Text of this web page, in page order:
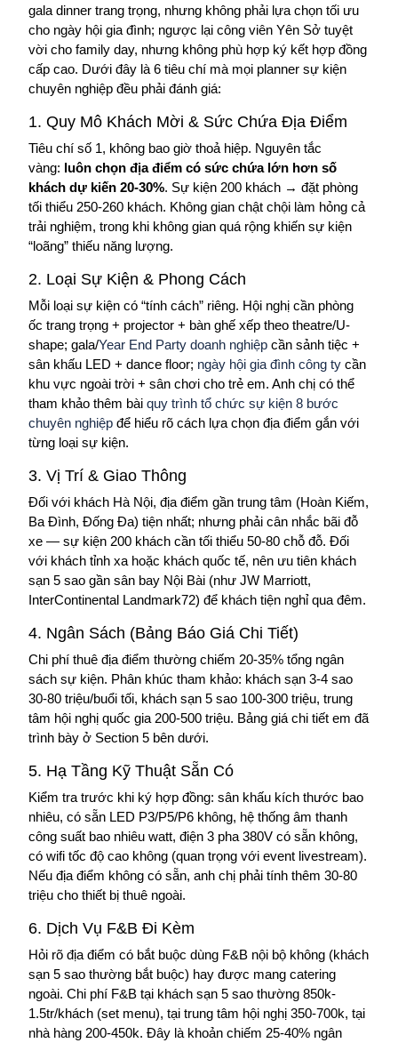
gala dinner trang trọng, nhưng không phải lựa chọn tối ưu
cho ngày hội gia đình; ngược lại công viên Yên Sở tuyệt
vời cho family day, nhưng không phù hợp ký kết hợp đồng
cấp cao. Dưới đây là 6 tiêu chí mà mọi planner sự kiện
chuyên nghiệp đều phải đánh giá:
1. Quy Mô Khách Mời & Sức Chứa Địa Điểm
Tiêu chí số 1, không bao giờ thoả hiệp. Nguyên tắc
vàng: luôn chọn địa điểm có sức chứa lớn hơn số
khách dự kiến 20-30%. Sự kiện 200 khách → đặt phòng
tối thiểu 250-260 khách. Không gian chật chội làm hỏng cả
trải nghiệm, trong khi không gian quá rộng khiến sự kiện
“loãng” thiếu năng lượng.
2. Loại Sự Kiện & Phong Cách
Mỗi loại sự kiện có “tính cách” riêng. Hội nghị cần phòng
ốc trang trọng + projector + bàn ghế xếp theo theatre/U-
shape; gala/Year End Party doanh nghiệp cần sảnh tiệc +
sân khấu LED + dance floor; ngày hội gia đình công ty cần
khu vực ngoài trời + sân chơi cho trẻ em. Anh chị có thể
tham khảo thêm bài quy trình tổ chức sự kiện 8 bước
chuyên nghiệp để hiểu rõ cách lựa chọn địa điểm gắn với
từng loại sự kiện.
3. Vị Trí & Giao Thông
Đối với khách Hà Nội, địa điểm gần trung tâm (Hoàn Kiếm,
Ba Đình, Đống Đa) tiện nhất; nhưng phải cân nhắc bãi đỗ
xe — sự kiện 200 khách cần tối thiểu 50-80 chỗ đỗ. Đối
với khách tỉnh xa hoặc khách quốc tế, nên ưu tiên khách
sạn 5 sao gần sân bay Nội Bài (như JW Marriott,
InterContinental Landmark72) để khách tiện nghỉ qua đêm.
4. Ngân Sách (Bảng Báo Giá Chi Tiết)
Chi phí thuê địa điểm thường chiếm 20-35% tổng ngân
sách sự kiện. Phân khúc tham khảo: khách sạn 3-4 sao
30-80 triệu/buổi tối, khách sạn 5 sao 100-300 triệu, trung
tâm hội nghị quốc gia 200-500 triệu. Bảng giá chi tiết em đã
trình bày ở Section 5 bên dưới.
5. Hạ Tầng Kỹ Thuật Sẵn Có
Kiểm tra trước khi ký hợp đồng: sân khấu kích thước bao
nhiêu, có sẵn LED P3/P5/P6 không, hệ thống âm thanh
công suất bao nhiêu watt, điện 3 pha 380V có sẵn không,
có wifi tốc độ cao không (quan trọng với event livestream).
Nếu địa điểm không có sẵn, anh chị phải tính thêm 30-80
triệu cho thiết bị thuê ngoài.
6. Dịch Vụ F&B Đi Kèm
Hỏi rõ địa điểm có bắt buộc dùng F&B nội bộ không (khách
sạn 5 sao thường bắt buộc) hay được mang catering
ngoài. Chi phí F&B tại khách sạn 5 sao thường 850k-
1.5tr/khách (set menu), tại trung tâm hội nghị 350-700k, tại
nhà hàng 200-450k. Đây là khoản chiếm 25-40% ngân